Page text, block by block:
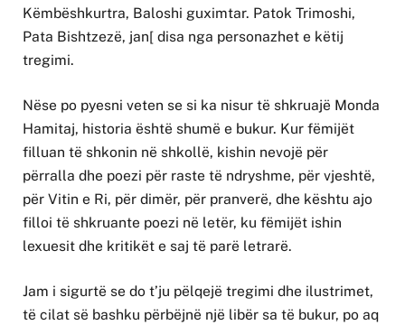
Këmbëshkurtra, Baloshi guximtar. Patok Trimoshi,
Pata Bishtzezë, jan[ disa nga personazhet e këtij
tregimi.
Nëse po pyesni veten se si ka nisur të shkruajë Monda
Hamitaj, historia është shumë e bukur. Kur fëmijët
filluan të shkonin në shkollë, kishin nevojë për
përralla dhe poezi për raste të ndryshme, për vjeshtë,
për Vitin e Ri, për dimër, për pranverë, dhe kështu ajo
filloi të shkruante poezi në letër, ku fëmijët ishin
lexuesit dhe kritikët e saj të parë letrarë.
Jam i sigurtë se do t’ju ​​pëlqejë tregimi dhe ilustrimet,
të cilat së bashku përbëjnë një libër sa të bukur, po aq